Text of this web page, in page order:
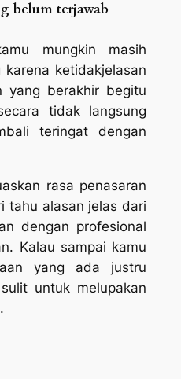
belum terjawab
mungkin masih
ketidakjelasan
yang berakhir begitu
tidak langsung
teringat dengan
rasa penasaran
tahu alasan jelas dari
dengan profesional
Kalau sampai kamu
yang ada justru
untuk melupakan